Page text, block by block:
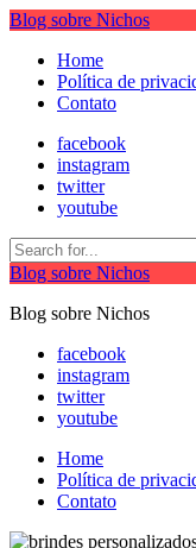
Blog sobre Nichos
Home
Política de
Contato
facebook
instagram
twitter
youtube
Blog sobre Nichos
Blog sobre Nichos
facebook
instagram
twitter
youtube
Home
Política de
Contato